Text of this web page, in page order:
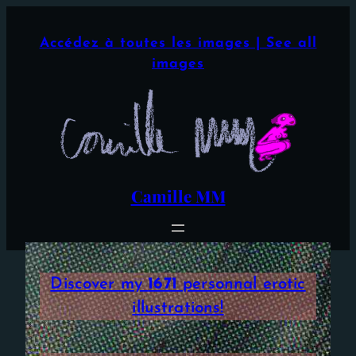
Accédez à toutes les images | See all
images
Camille MM
Discover my1671personnal erotic
illustrations!